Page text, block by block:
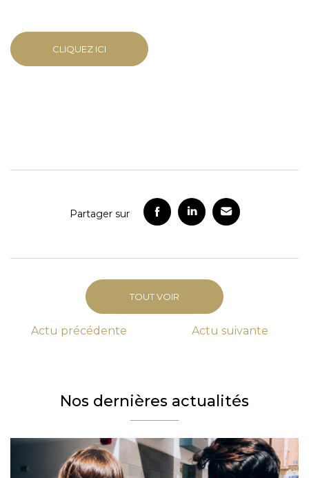
CLIQUEZ ICI
Partager sur
TOUT VOIR
Actu précédente Actu suivante
Nos dernières actualités